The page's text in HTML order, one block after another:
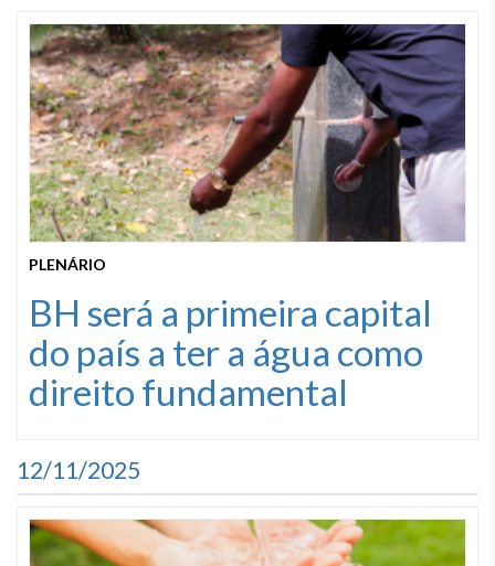
PLENÁRIO
BH será a primeira capital
do país a ter a água como
direito fundamental
12/11/2025